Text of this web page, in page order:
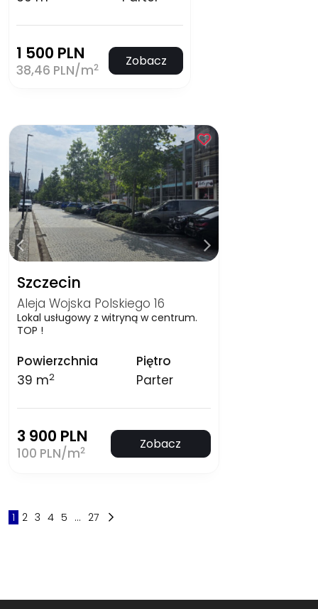
1 500 PLN
38,46 PLN/m2 Zobacz
Szczecin
Aleja Wojska Polskiego 16
Lokal usługowy z witryną w centrum.
TOP !
Powierzchnia
39 m2
Piętro
Parter
3 900 PLN
100 PLN/m2 Zobacz
1 2 3 4 5 ... 27